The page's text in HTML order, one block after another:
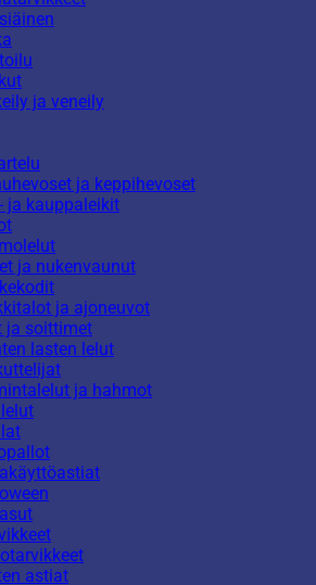
ja veneily
ja keppihevoset
ja kauppaleikit
ja nukenvaunut
ja ajoneuvot
ja soittimet
lasten lelut
ja hahmot
astiat